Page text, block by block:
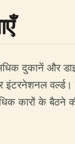
दुकानें और
इंटरनेशनल
कारों के बैठने